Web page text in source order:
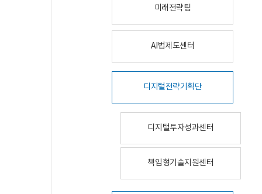
미래전략팀
AI법제도센터
디지털전략기획단
디지털투자성과센터
책임형기술지원센터